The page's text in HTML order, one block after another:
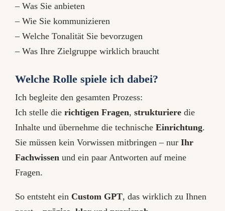
– Was Sie anbieten
– Wie Sie kommunizieren
– Welche Tonalität Sie bevorzugen
– Was Ihre Zielgruppe wirklich braucht
Welche Rolle spiele ich dabei?
Ich begleite den gesamten Prozess:
Ich stelle die richtigen Fragen, strukturiere die
Inhalte und übernehme die technische Einrichtung.
Sie müssen kein Vorwissen mitbringen – nur Ihr
Fachwissen und ein paar Antworten auf meine
Fragen.
So entsteht ein Custom GPT, das wirklich zu Ihnen